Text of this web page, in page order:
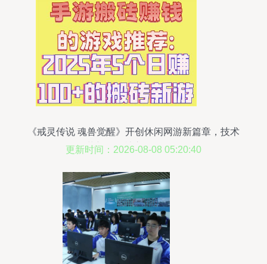
《戒灵传说 魂兽觉醒》开创休闲网游新篇章，技术
革新玩转社交休闲场景
更新时间：2026-08-08 05:20:40